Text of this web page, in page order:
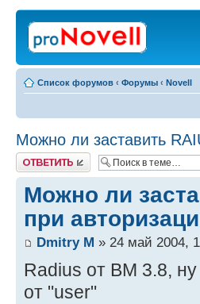
Список форумов ‹ Форумы ‹ Novell
Можно ли заставить
Ответить
Можно ли
при
Dmitry M » 24 май 2004,
Radius от BM 3.8,
от "user"